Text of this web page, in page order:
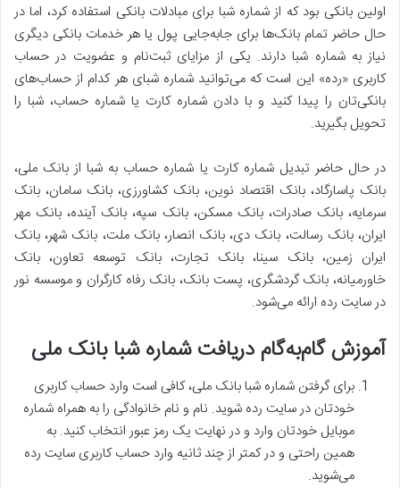
اولین بانکی بود که از شماره شبا برای مبادلات بانکی استفاده کرد، اما در
حال حاضر تمام بانک‌ها برای جابه‌جایی پول یا هر خدمات بانکی دیگری
نیاز به شماره شبا دارند. یکی از مزایای ثبت‌نام و عضویت در حساب
کاربری «رده» این است که می‌توانید شماره شبای هر کدام از حساب‌های
بانکی‌تان را پیدا کنید و با دادن شماره کارت یا شماره حساب، شبا را
تحویل بگیرید.
در حال حاضر تبدیل شماره کارت یا شماره حساب به شبا از بانک ملی،
بانک پاسارگاد، بانک اقتصاد نوین، بانک کشاورزی، بانک سامان، بانک
سرمایه، بانک صادرات، بانک مسکن، بانک سپه، بانک آینده، بانک مهر
ایران، بانک رسالت، بانک دی، بانک انصار، بانک ملت، بانک شهر، بانک
ایران زمین، بانک سینا، بانک تجارت، بانک توسعه تعاون، بانک
خاورمیانه، بانک گردشگری، پست بانک، بانک رفاه کارگران و موسسه نور
در سایت رده ارائه می‌شود.
آموزش گام‌به‌گام دریافت شماره شبا بانک ملی
برای گرفتن شماره شبا بانک ملی، کافی است وارد حساب کاربری‌
خودتان در سایت رده شوید. نام و نام خانوادگی را به همراه شماره
موبایل خودتان وارد و در نهایت یک رمز عبور انتخاب کنید. به
همین راحتی و در کمتر از چند ثانیه وارد حساب کاربری سایت رده
می‌شوید.